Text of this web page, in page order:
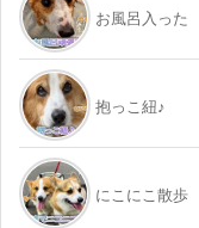
お風呂入った
抱っこ紐♪
にこにこ散歩